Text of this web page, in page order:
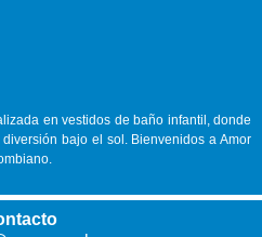
en vestidos de baño infantil, donde
bajo el sol. Bienvenidos a Amor